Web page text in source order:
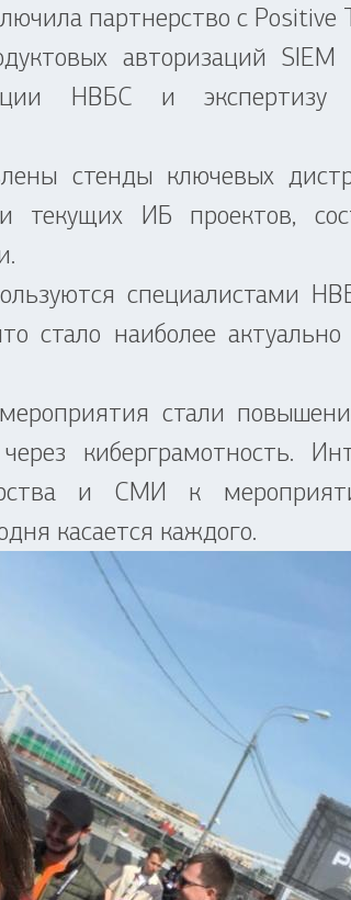
партнерство с Positive
авторизаций
НВБС и экспертизу
стенды ключевых
текущих ИБ проектов,
специалистами
стало наиболее
стали
киберграмотность.
и СМИ к
касается каждого.